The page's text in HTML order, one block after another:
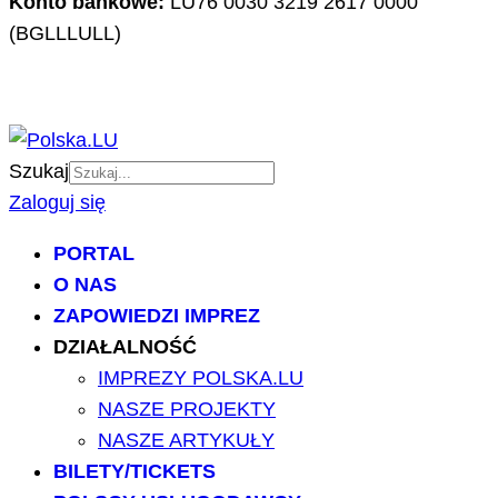
(BGLLLULL)
Szukaj
Zaloguj się
PORTAL
O NAS
ZAPOWIEDZI IMPREZ
DZIAŁALNOŚĆ
IMPREZY POLSKA.LU
NASZE PROJEKTY
NASZE ARTYKUŁY
BILETY/TICKETS